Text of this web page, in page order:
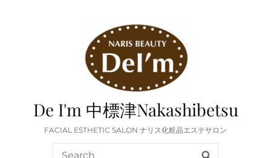
De I'm 中標津Nakashibetsu
FACIAL ESTHETIC SALON ナリス化粧品エステサロン
Search